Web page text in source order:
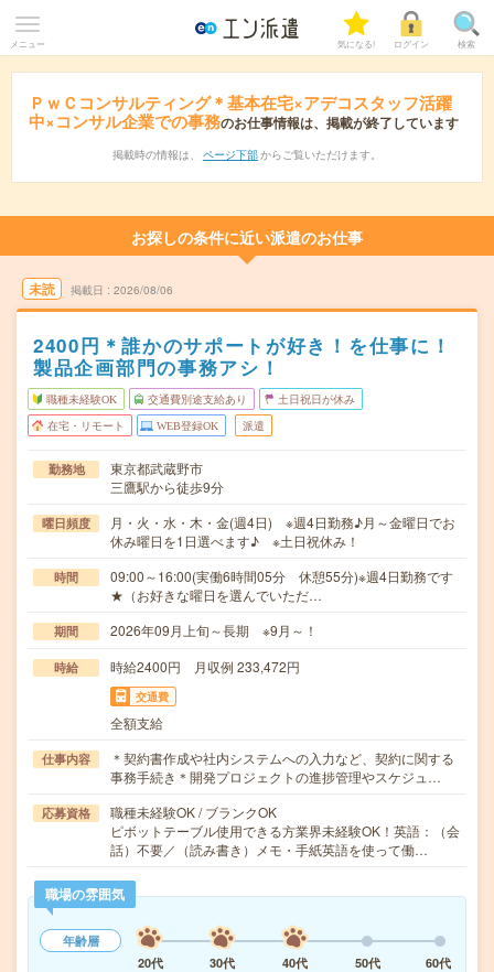
メニュー 気になる! ログイン 検索
ＰｗＣコンサルティング＊基本在宅×アデコスタッフ活躍
中×コンサル企業での事務のお仕事情報は、掲載が終了しています
掲載時の情報は、 ページ下部 からご覧いただけます。
お探しの条件に近い派遣のお仕事
未読 掲載日 2026/08/06
2400円＊誰かのサポートが好き！を仕事に！
製品企画部門の事務アシ！
職種未経験OK 交通費別途支給あり 土日祝日が休み
在宅・リモート WEB登録OK 派遣
勤務地
東京都武蔵野市
三鷹駅から徒歩9分
曜日頻度
月・火・水・木・金(週4日) ※週4日勤務♪月～金曜日でお
休み曜日を1日選べます♪ ※土日祝休み！
時間
09:00～16:00(実働6時間05分 休憩55分)※週4日勤務です
★（お好きな曜日を選んでいただ…
期間 2026年09月上旬～長期 ※9月～！
時給 時給2400円 月収例 233,472円
交通費
全額支給
仕事内容
＊契約書作成や社内システムへの入力など、契約に関する
事務手続き＊開発プロジェクトの進捗管理やスケジュ…
応募資格
職種未経験OK / ブランクOK
ピボットテーブル使用できる方業界未経験OK！英語：（会
話）不要／（読み書き）メモ・手紙英語を使って働…
職場の雰囲気
年齢層
20代
30代 40代 50代
60代